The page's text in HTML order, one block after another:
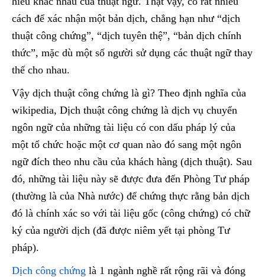
cách để xác nhận một bản dịch, chẳng hạn như “dịch
thuật công chứng”, “dịch tuyên thệ”, “bản dịch chính
thức”, mặc dù một số người sử dụng các thuật ngữ thay
thế cho nhau.
Vậy dịch thuật công chứng là gì? Theo định nghĩa của
wikipedia, Dịch thuật công chứng là dịch vụ chuyển
ngôn ngữ của những tài liệu có con dấu pháp lý của
một tổ chức hoặc một cơ quan nào đó sang một ngôn
ngữ đích theo nhu cầu của khách hàng (dịch thuật). Sau
đó, những tài liệu này sẽ được đưa đến Phòng Tư pháp
(thường là của Nhà nước) để chứng thực rằng bản dịch
đó là chính xác so với tài liệu gốc (công chứng) có chữ
ký của người dịch (đã được niêm yết tại phòng Tư
pháp).
Dịch công chứng là 1 ngành nghề rất rộng rãi và đóng